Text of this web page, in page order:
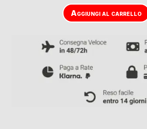
Aggiungi al carrello